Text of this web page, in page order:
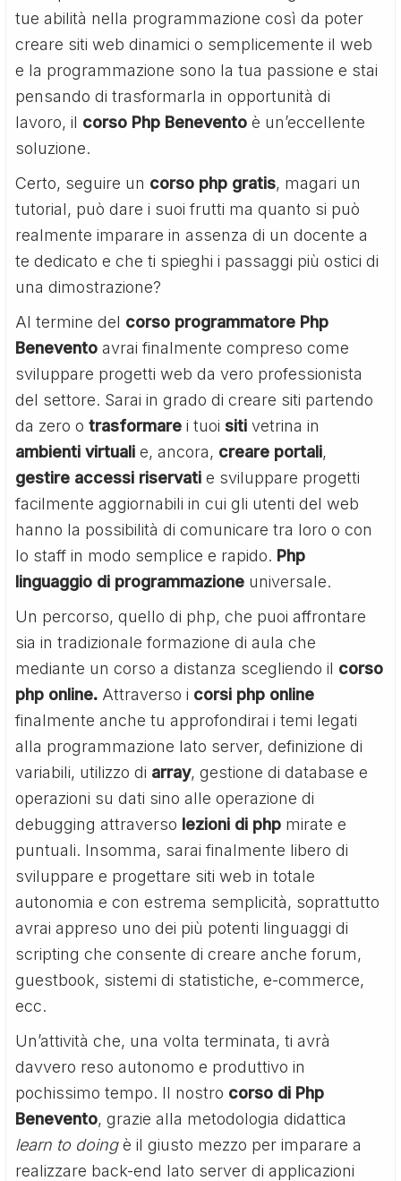
tue abilità nella programmazione così da poter
creare siti web dinamici o semplicemente il web
e la programmazione sono la tua passione e stai
pensando di trasformarla in opportunità di
lavoro, il corso Php Benevento è un’eccellente
soluzione.
Certo, seguire un corso php gratis, magari un
tutorial, può dare i suoi frutti ma quanto si può
realmente imparare in assenza di un docente a
te dedicato e che ti spieghi i passaggi più ostici di
una dimostrazione?
Al termine del corso programmatore Php
Benevento avrai finalmente compreso come
sviluppare progetti web da vero professionista
del settore. Sarai in grado di creare siti partendo
da zero otrasformare i tuoisiti vetrina in
ambienti virtuali e, ancora, creare portali,
gestire accessi riservati e sviluppare progetti
facilmente aggiornabili in cui gli utenti del web
hanno la possibilità di comunicare tra loro o con
lo staff in modo semplice e rapido. Php
linguaggio di programmazione universale.
Un percorso, quello di php, che puoi affrontare
sia in tradizionale formazione di aula che
mediante un corso a distanza scegliendo il corso
php online. Attraverso i corsi php online
finalmente anche tu approfondirai i temi legati
alla programmazione lato server, definizione di
variabili, utilizzo di array, gestione di database e
operazioni su dati sino alle operazione di
debugging attraverso lezioni di php mirate e
puntuali. Insomma, sarai finalmente libero di
sviluppare e progettare siti web in totale
autonomia e con estrema semplicità, soprattutto
avrai appreso uno dei più potenti linguaggi di
scripting che consente di creare anche forum,
guestbook, sistemi di statistiche, e-commerce,
ecc.
Un’attività che, una volta terminata, ti avrà
davvero reso autonomo e produttivo in
pochissimo tempo. Il nostro corso di Php
Benevento, grazie alla metodologia didattica
learn to doingè il giusto mezzo per imparare a
realizzare back-end lato server di applicazioni